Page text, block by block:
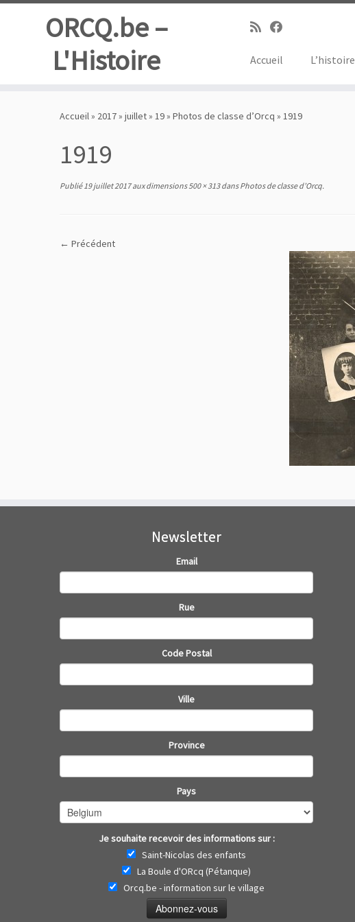
ORCQ.be –
L'Histoire
Accueil L’histoire
Accueil» 2017» juillet» 19» Photos de classe d’Orcq » 1919
1919
Publié 19 juillet 2017aux dimensions500 × 313dansPhotos de classe d’Orcq.
← Précédent
Newsletter
Email
Rue
Code Postal
Ville
Province
Pays
Je souhaite recevoir des informations sur :
Saint-Nicolas des enfants
La Boule d'ORcq (Pétanque)
Orcq.be - information sur le village